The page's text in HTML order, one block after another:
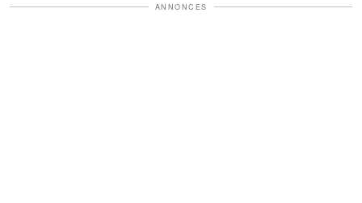
ANNONCES